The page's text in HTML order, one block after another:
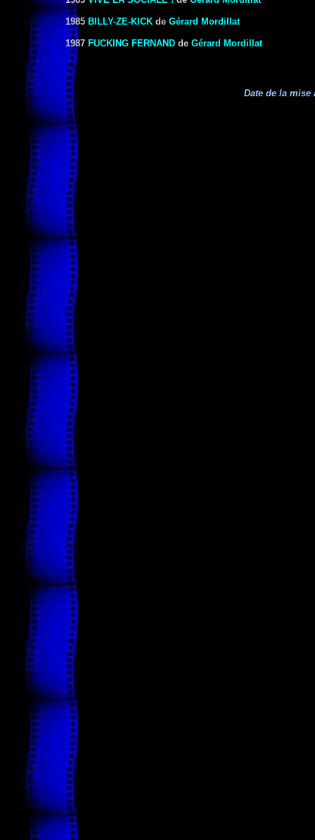
1985 BILLY-ZE-KICK de Gérard Mordillat
1987 FUCKING FERNAND de Gérard Mordillat
Date de la